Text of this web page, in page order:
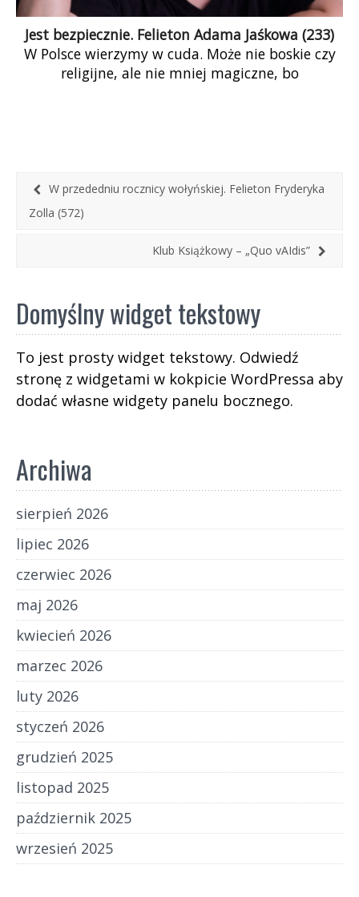
Jest bezpiecznie. Felieton Adama Jaśkowa (233)
W Polsce wierzymy w cuda. Może nie boskie czy
religijne, ale nie mniej magiczne, bo
państwa żyją, i oczywiście nie chodzi w tym
wypadku o beneficjentów pomocy społecznej.
W przededniu rocznicy wołyńskiej. Felieton Fryderyka
Zolla (572)
Klub Książkowy – „Quo vAIdis”
Domyślny widget tekstowy
To jest prosty widget tekstowy. Odwiedź
stronę z widgetami w kokpicie WordPressa aby
dodać własne widgety panelu bocznego.
Archiwa
sierpień 2026
lipiec 2026
czerwiec 2026
maj 2026
kwiecień 2026
marzec 2026
luty 2026
styczeń 2026
grudzień 2025
listopad 2025
październik 2025
wrzesień 2025